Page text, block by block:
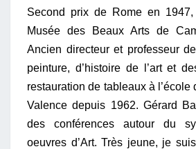
Second prix de Rome en 1947,
Musée des Beaux Arts de
Ancien directeur et professeur
peinture, d’histoire de l’art et
restauration de tableaux à l’école
Valence depuis 1962. Gérard
des conférences autour du
oeuvres d’Art. Très jeune, je